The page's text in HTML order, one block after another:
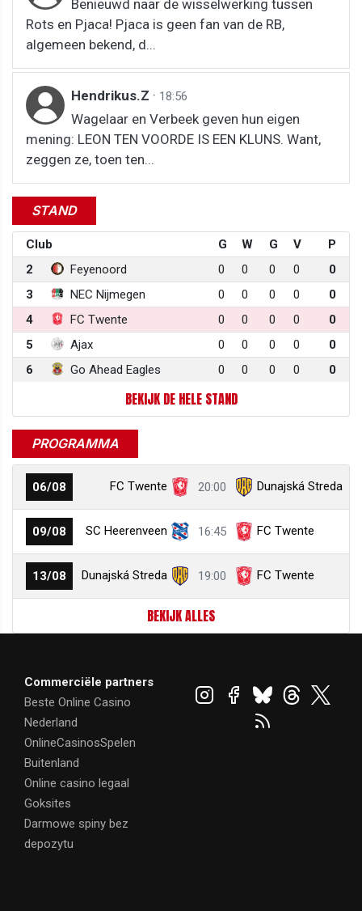
Benieuwd naar de wisselwerking tussen
Rots en Pjaca! Pjaca is geen fan van de RB,
algemeen bekend, d...
Hendrikus.Z · 18:56
Wagelaar en Verbeek geven hun eigen
mening: LEON TEN VOORDE IS EEN KLUNS. Want,
zeggen ze, toen ten...
STAND
Club G W G V
P
2
Feyenoord 0 0 0 0
0
3
NEC Nijmegen 0 0 0 0
0
4
FC Twente 0 0 0 0
0
5
Ajax 0 0 0 0
0
6
Go Ahead Eagles 0 0 0 0 0
BEKIJK DE HELE STAND
PROGRAMMA
06/08 FC Twente 20:00 Dunajská Streda
09/08 SC Heerenveen 16:45 FC Twente
13/08 Dunajská Streda 19:00 FC Twente
BEKIJK ALLES
Commerciële partners
Beste Online Casino
Nederland
OnlineCasinosSpelen
Buitenland
Online casino legaal
Goksites
Darmowe spiny bez
depozytu